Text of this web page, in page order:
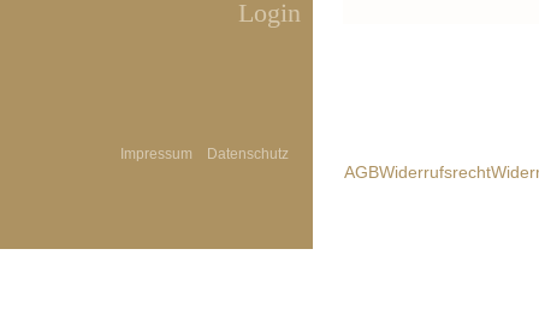
Login
Impressum Datenschutz
AGBWiderrufsrecht